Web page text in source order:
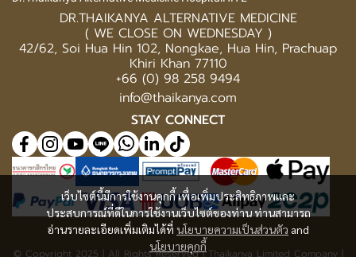
เว็บไซต์นี้มีการใช้งานคุกกี้ เพื่อเพิ่มประสิทธิภาพและ
ประสบการณ์ที่ดีในการใช้งานเว็บไซต์ของท่าน ท่านสามารถ
อ่านรายละเอียดเพิ่มเติมได้ที่ นโยบายความเป็นส่วนตัว and
นโยบายคุกกี้
DR.THAIKANYA ALTERNATIVE MEDICINE
( WE CLOSE ON WEDNESDAY )
42/62, Soi Hua Hin 102, Nongkae, Hua Hin, Prachuap
Khiri Khan 77110
+66 (0) 98 258 9494
info@thaikanya.com
STAY CONNECT
© Copyright 2025 | All Rights Reserved | Thaikanya Limited Company |